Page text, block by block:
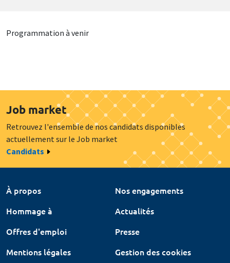
Programmation à venir
Job market
Retrouvez l'ensemble de nos candidats disponibles
actuellement sur le Job market
Candidats
À propos
Nos engagements
Hommage à
Actualités
Offres d'emploi
Presse
Mentions légales
Gestion des cookies